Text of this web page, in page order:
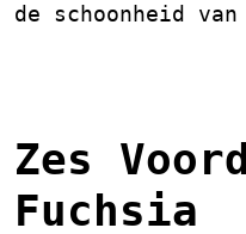
de schoonheid
Zes
Fuchsia